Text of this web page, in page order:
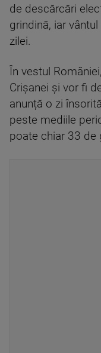
de descărcări
grindină, iar
zilei.
În vestul
Crișanei și vor fi
anunță o zi
peste mediile
poate chiar 33 de